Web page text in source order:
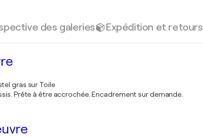
des galeries Expédition et retours
gras sur Toile
Prête à être accrochée. Encadrement sur demande.